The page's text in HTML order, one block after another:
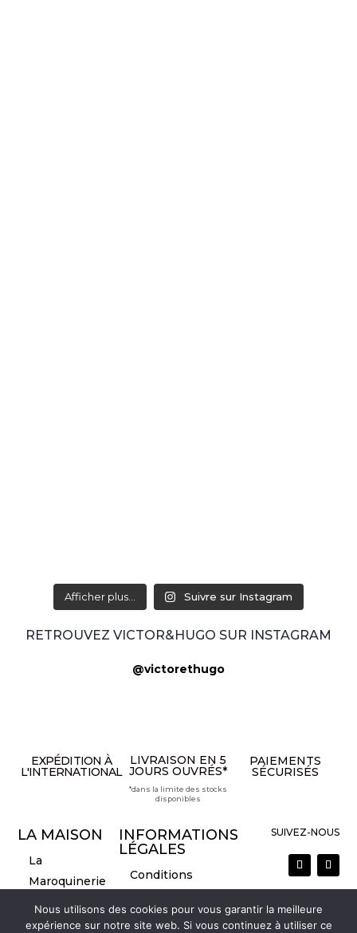
Afficher plus... Suivre sur Instagram
RETROUVEZ VICTOR&HUGO SUR INSTAGRAM
@victorethugo
EXPÉDITION À
L'INTERNATIONAL
LIVRAISON EN 5
JOURS OUVRÉS*
*dans la limite des stocks
disponibles
PAIEMENTS
SÉCURISÉS
LA MAISON
La
Maroquinerie
La marque
Nous contacter
INFORMATIONS
LÉGALES
Conditions
Vente
SUIVEZ-NOUS
Nous utilisons des cookies pour vous garantir la meilleure
expérience sur notre site web. Si vous continuez à utiliser ce